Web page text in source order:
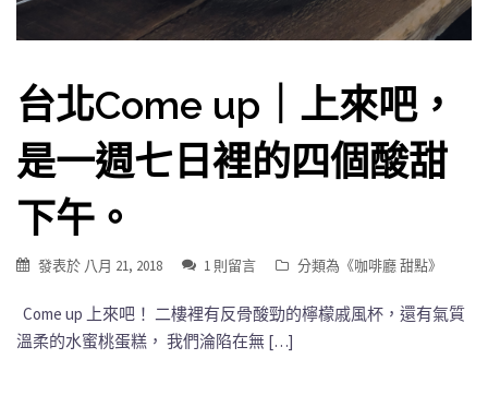
台北Come up｜上來吧，
是一週七日裡的四個酸甜
下午。
發表於 八月 21, 2018 1 則留言 分類為《咖啡廳 甜點》
Come up 上來吧！ 二樓裡有反骨酸勁的檸檬戚風杯，還有氣質
溫柔的水蜜桃蛋糕， 我們淪陷在無 […]